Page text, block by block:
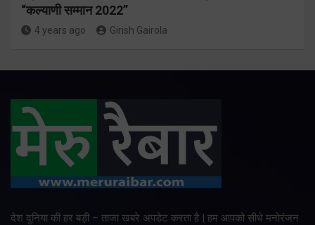
“कल्याणी सम्मान 2022”
4 years ago Girish Gairola
देश दुनिया की हर बड़ी – ताजा खबरे अपडेट करता है | हम आपको सीधे मनोरंजन